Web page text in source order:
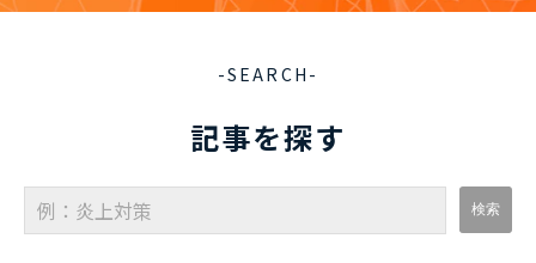
-SEARCH-
記事を探す